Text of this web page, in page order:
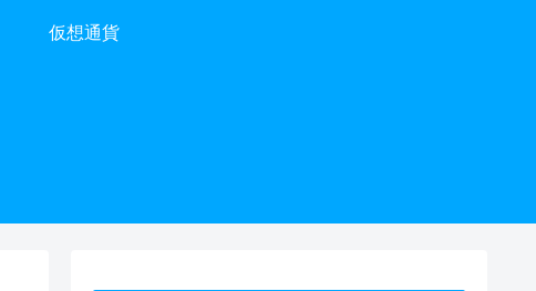
仮想通貨